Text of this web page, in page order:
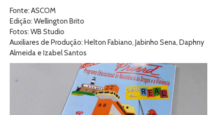
Fonte: ASCOM
Edição: Wellington Brito
Fotos: WB Studio
Auxiliares de Produção: Helton Fabiano, Jabinho Sena, Daphny
Almeida e Izabel Santos